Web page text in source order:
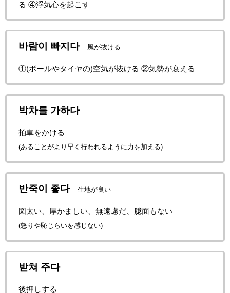
る ④浮気心を起こす
바람이 빠지다 風が抜ける
①(ボールやタイヤの)空気が抜ける ②気勢が衰える
박차를 가하다
拍車をかける
(あることがより早く行われるように力を加える)
반죽이 좋다 生地が良い
図太い、厚かましい、無遠慮だ、臆面もない
(怒りや恥じらいを感じない)
받쳐 주다
後押しする